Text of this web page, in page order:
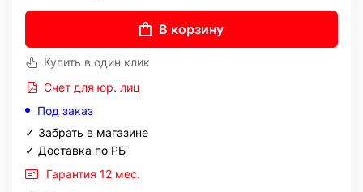
В корзину
Купить в один клик
Счет для юр. лиц
Под заказ
✓ Забрать в магазине
✓ Доставка по РБ
Гарантия 12 мес.